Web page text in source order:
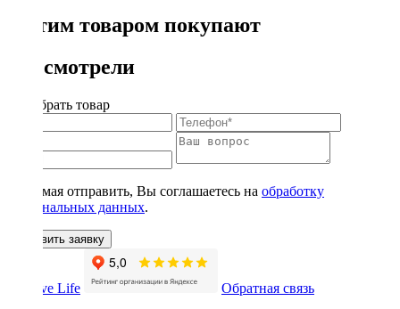
С этим товаром покупают
Вы смотрели
Подобрать товар
Нажимая отправить, Вы соглашаетесь на обработку
персональных данных.
Оставить заявку
Обратная связь